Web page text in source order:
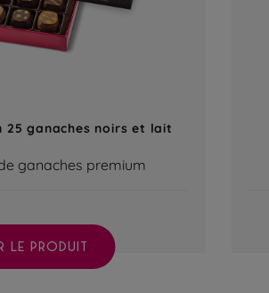
ganaches noirs et lait
ganaches premium
LE PRODUIT